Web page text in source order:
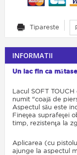
Tipareste
INFORMATII
Un lac fin ca
Lacul SOFT
numit "coajă de
Aspectul său este
Fineţea suprafeţei
timp, rezistenţa la
Aplicarea (cu
ajunge la aspectul